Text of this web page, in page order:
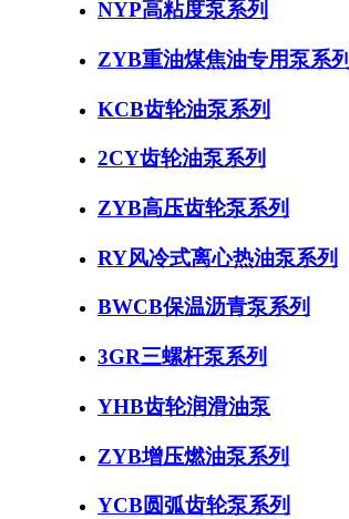
NYP高粘度泵系列
ZYB重油煤焦油专用泵系列
KCB齿轮油泵系列
2CY齿轮油泵系列
ZYB高压齿轮泵系列
RY风冷式离心热油泵系列
BWCB保温沥青泵系列
3GR三螺杆泵系列
YHB齿轮润滑油泵
ZYB增压燃油泵系列
YCB圆弧齿轮泵系列